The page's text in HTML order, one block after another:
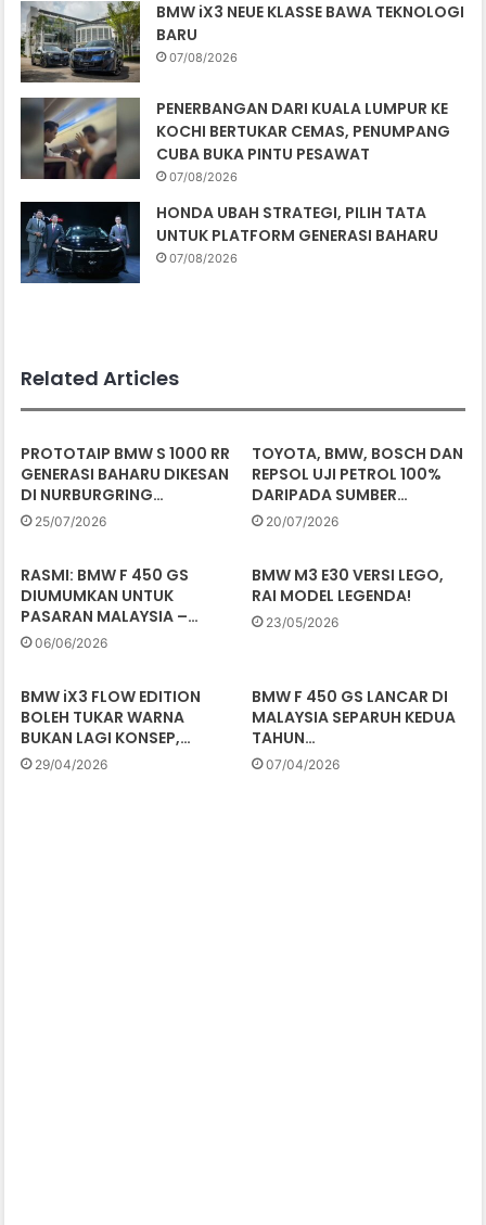
BMW iX3 NEUE KLASSE BAWA TEKNOLOGI
BARU
07/08/2026
PENERBANGAN DARI KUALA LUMPUR KE
KOCHI BERTUKAR CEMAS, PENUMPANG
CUBA BUKA PINTU PESAWAT
07/08/2026
HONDA UBAH STRATEGI, PILIH TATA
UNTUK PLATFORM GENERASI BAHARU
07/08/2026
Related Articles
PROTOTAIP BMW S 1000 RR
GENERASI BAHARU DIKESAN
DI NURBURGRING…
25/07/2026
TOYOTA, BMW, BOSCH DAN
REPSOL UJI PETROL 100%
DARIPADA SUMBER…
20/07/2026
RASMI: BMW F 450 GS
DIUMUMKAN UNTUK
PASARAN MALAYSIA –…
06/06/2026
BMW M3 E30 VERSI LEGO,
RAI MODEL LEGENDA!
23/05/2026
BMW iX3 FLOW EDITION
BOLEH TUKAR WARNA
BUKAN LAGI KONSEP,…
29/04/2026
BMW F 450 GS LANCAR DI
MALAYSIA SEPARUH KEDUA
TAHUN…
07/04/2026